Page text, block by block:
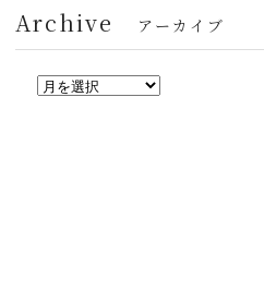
Archive アーカイブ